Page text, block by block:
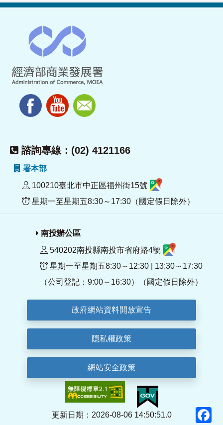
諮詢專線：(02) 4121166
署本部
100210臺北市中正區福州街15號
星期一至星期五8:30～17:30（國定假日除外）
南投辦公區
540202南投縣南投市省府路4號
星期一至星期五8:30～12:30 | 13:30～17:30
（公司登記：9:00～16:30）（國定假日除外）
政府網站資料開放宣告
隱私權政策
網站安全政策
更新日期：2026-08-06 14:50:51.0